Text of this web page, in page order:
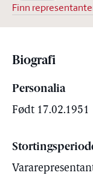
Finn
Biografi
Personalia
Født 17.02.1951